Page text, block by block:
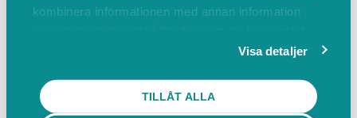
kombinera informationen med annan information
Visa detaljer
TILLÅT ALLA